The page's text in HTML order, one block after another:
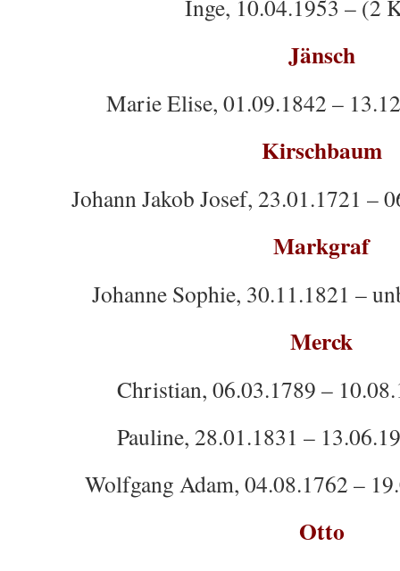
Inge, 10.04.1953 – (2
Jänsch
Marie Elise, 01.09.1842 –
Kirschbaum
Johann Jakob Josef, 23.01.1721 –
Markgraf
Johanne Sophie, 30.11.1821 –
Merck
Christian, 06.03.1789 –
Pauline, 28.01.1831 –
Wolfgang Adam, 04.08.1762 –
Otto